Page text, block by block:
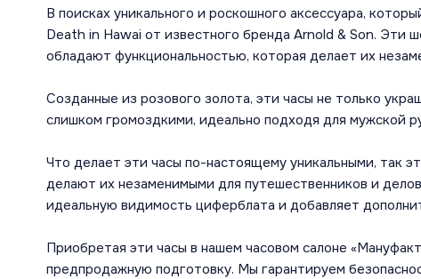
В поисках уникального и роскошного аксессуара,
Death in Hawai от известного бренда Arnold & Son. Эти
обладают функциональностью, которая делает их
Созданные из розового золота, эти часы не только
слишком громоздкими, идеально подходя для мужской
Что делает эти часы по-настоящему уникальными, так
делают их незаменимыми для путешественников и
идеальную видимость циферблата и добавляет
Приобретая эти часы в нашем часовом салоне
предпродажную подготовку. Мы гарантируем